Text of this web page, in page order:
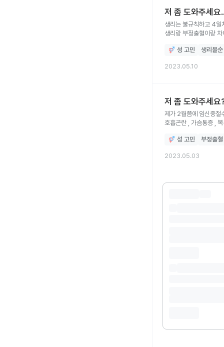
저 좀 도와주세요
생리는 불규칙하고 4일
생리랑 부정출혈이랑
가끔 아프고 머리도 아
성 고민 생리불순
2023.05.10
저 좀 도와주세요
제가 2월쯤에 임신중절수술
호흡곤란 , 가슴통증 ,
성 고민
부정출혈
2023.05.03